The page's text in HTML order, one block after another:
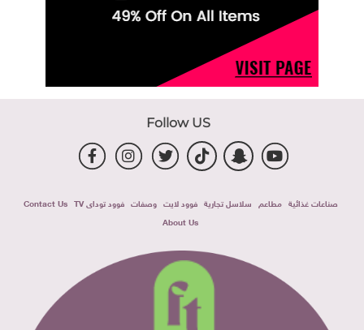
Follow US
صناعات غذائية مطاعم سلاسل تجارية فوود لايت وصفات فوود توداى TV
Contact Us
About Us